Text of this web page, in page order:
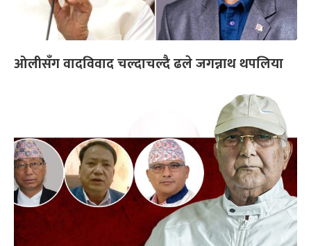
ओलीसँग वादविवाद चल्दाचल्दै ढले जगन्नाथ थपलिया